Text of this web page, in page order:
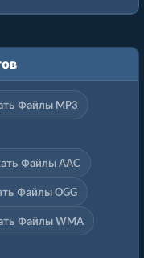
Файлы MP3
Файлы AAC
Файлы OGG
Файлы WMA